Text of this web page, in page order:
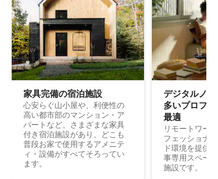
家具完備の宿⁠泊⁠施⁠設
心安らぐ山小屋や、利便性の
高い都市部のマンション・ア
パートなど、さまざまな家具
付き宿泊施設があり、どこも
普段お家で使用するアメニテ
ィ・設備がすべてそろってい
ます。
デジタルノ
多⁠いプ⁠ロ⁠フ⁠
最⁠適
リモートワー
フェッショナ
ド環境を提供
事専用スペー
施設です。